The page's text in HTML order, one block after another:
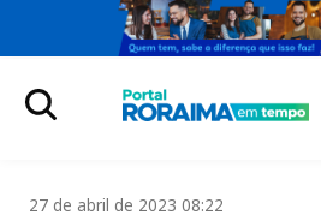
27 de abril de 2023 08:22